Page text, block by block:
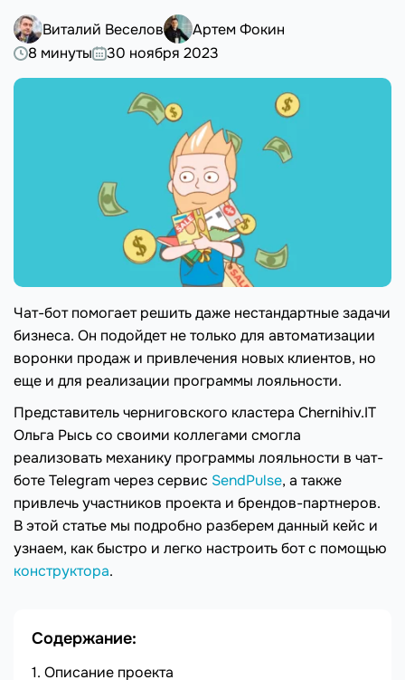
Виталий Веселов
Артем Фокин
8 минуты
30 ноября 2023
Чат-бот помогает решить даже нестандартные задачи
бизнеса. Он подойдет не только для автоматизации
воронки продаж и привлечения новых клиентов, но
еще и для реализации программы лояльности.
Представитель черниговского кластера Chernihiv.IT
Ольга Рысь со своими коллегами смогла
реализовать механику программы лояльности в чат-
боте Telegram через сервис SendPulse, а также
привлечь участников проекта и брендов-партнеров.
В этой статье мы подробно разберем данный кейс и
узнаем, как быстро и легко настроить бот с помощью
конструктора.
Содержание:
Описание проекта